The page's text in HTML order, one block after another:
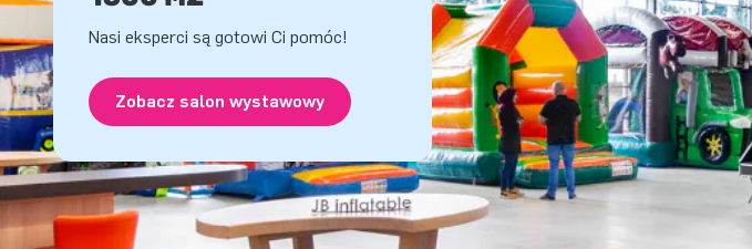
Nasi eksperci są gotowi Ci pomóc!
Zobacz salon wystawowy